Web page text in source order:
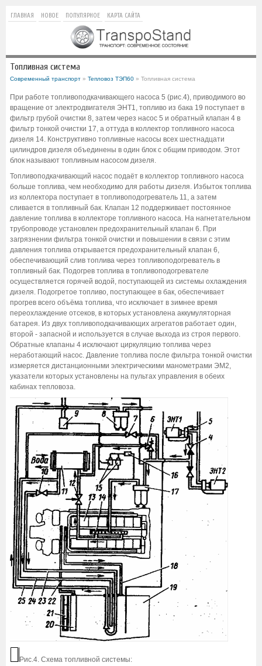
ГЛАВНАЯ НОВОЕ ПОПУЛЯРНОЕ КАРТА САЙТА
Топливная система
Современный транспорт » Тепловоз ТЭП60 » Топливная система
При работе топливоподкачивающего насоса 5 (рис.4), приводимого во
вращение от электродвигателя ЭНТ1, топливо из бака 19 поступает в
фильтр грубой очистки 8, затем через насос 5 и обратный клапан 4 в
фильтр тонкой очистки 17, а оттуда в коллектор топливного насоса
дизеля 14. Конструктивно топливные насосы всех шестнадцати
цилиндров дизеля объединены в один блок с общим приводом. Этот
блок называют топливным насосом дизеля.
Топливоподкачивающий насос подаёт в коллектор топливного насоса
больше топлива, чем необходимо для работы дизеля. Избыток топлива
из коллектора поступает в топливоподогреватель 11, а затем
сливается в топливный бак. Клапан 12 поддерживает постоянное
давление топлива в коллекторе топливного насоса. На нагнетательном
трубопроводе установлен предохранительный клапан 6. При
загрязнении фильтра тонкой очистки и повышении в связи с этим
давления топлива открывается предохранительный клапан 6,
обеспечивающий слив топлива через топливоподогреватель в
топливный бак. Подогрев топлива в топливоподогревателе
осуществляется горячей водой, поступающей из системы охлаждения
дизеля. Подогретое топливо, поступающее в бак, обеспечивает
прогрев всего объёма топлива, что исключает в зимнее время
переохлаждение отсеков, в которых установлена аккумуляторная
батарея. Из двух топливоподкачивающих агрегатов работает один,
второй - запасной и используется в случае выхода из строя первого.
Обратные клапаны 4 исключают циркуляцию топлива через
неработающий насос. Давление топлива после фильтра тонкой очистки
измеряется дистанционными электрическими манометрами ЭМ2,
указатели которых установлены на пультах управления в обеих
кабинах тепловоза.
Рис.4. Схема топливной системы: